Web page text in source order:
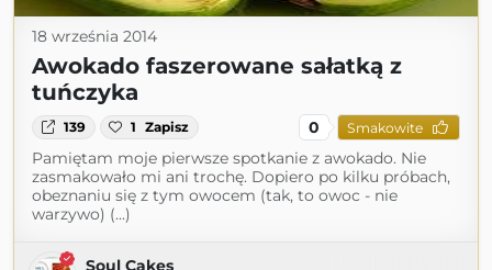
18 września 2014
Awokado faszerowane sałatką z
tuńczyka
139 1 Zapisz 0 Smakowite
Pamiętam moje pierwsze spotkanie z awokado. Nie
zasmakowało mi ani trochę. Dopiero po kilku próbach,
obeznaniu się z tym owocem (tak, to owoc - nie
warzywo) (...)
Soul Cakes